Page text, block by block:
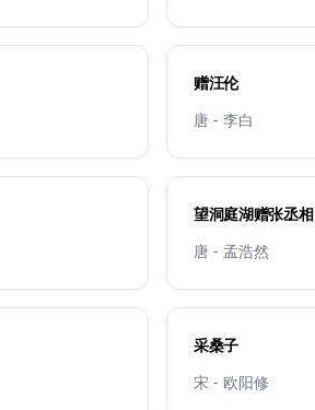
赠汪伦
唐 - 李白
望洞庭湖赠张丞相
唐 - 孟浩然
采桑子
宋 - 欧阳修